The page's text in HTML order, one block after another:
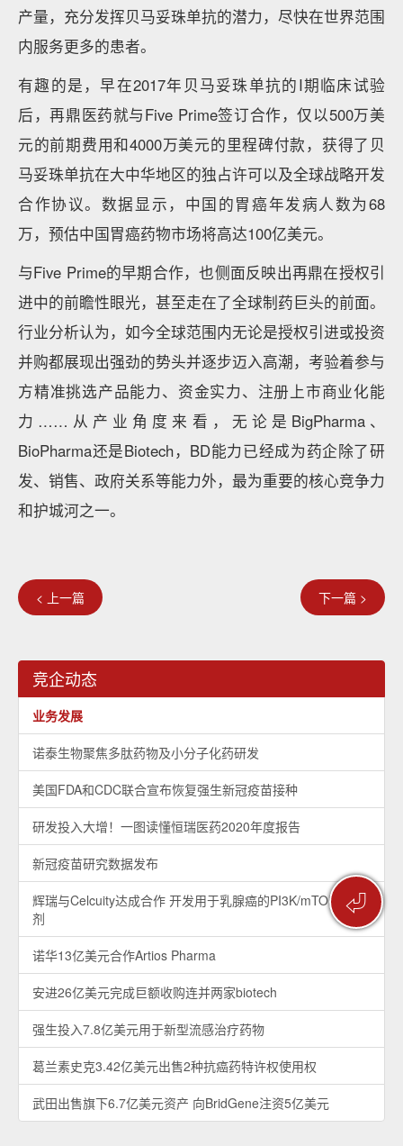
⏎
产量，充分发挥贝马妥珠单抗的潜力，尽快在世界范围
内服务更多的患者。
有趣的是，早在2017年贝马妥珠单抗的I期临床试验
后，再鼎医药就与Five Prime签订合作，仅以500万美
元的前期费用和4000万美元的里程碑付款，获得了贝
马妥珠单抗在大中华地区的独占许可以及全球战略开发
合作协议。数据显示，中国的胃癌年发病人数为68
万，预估中国胃癌药物市场将高达100亿美元。
与Five Prime的早期合作，也侧面反映出再鼎在授权引
进中的前瞻性眼光，甚至走在了全球制药巨头的前面。
行业分析认为，如今全球范围内无论是授权引进或投资
并购都展现出强劲的势头并逐步迈入高潮，考验着参与
方精准挑选产品能力、资金实力、注册上市商业化能
力……从产业角度来看，无论是BigPharma、
BioPharma还是Biotech，BD能力已经成为药企除了研
发、销售、政府关系等能力外，最为重要的核心竞争力
和护城河之一。
< 上一篇 下一篇 >
竞企动态
业务发展
诺泰生物聚焦多肽药物及小分子化药研发
美国FDA和CDC联合宣布恢复强生新冠疫苗接种
研发投入大增！一图读懂恒瑞医药2020年度报告
新冠疫苗研究数据发布
辉瑞与Celcuity达成合作 开发用于乳腺癌的PI3K/mTOR抑制
剂
诺华13亿美元合作Artios Pharma
安进26亿美元完成巨额收购连并两家biotech
强生投入7.8亿美元用于新型流感治疗药物
葛兰素史克3.42亿美元出售2种抗癌药特许权使用权
武田出售旗下6.7亿美元资产 向BridGene注资5亿美元